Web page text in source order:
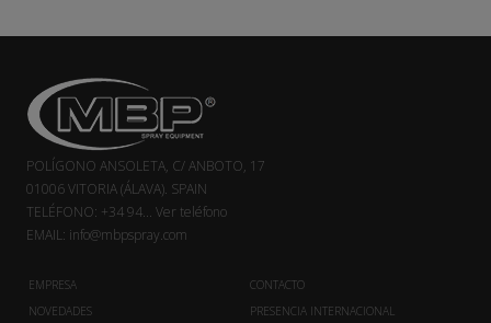
POLÍGONO ANSOLETA, C/ ANBOTO, 17
01006 VITORIA (ÁLAVA). SPAIN
TELÉFONO: +34 94... Ver teléfono
EMAIL: info@mbpspray.com
EMPRESA
NOVEDADES
CONTACTO
PRESENCIA INTERNACIONAL